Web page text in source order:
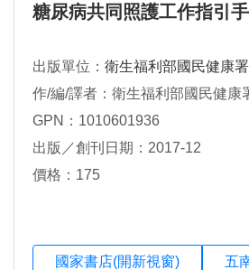
糖尿病共同照護工作指引
出版單位： 衛生福利部國民健康署
作/編/譯者：衛生福利部國民健康
GPN：1010601936
出版／創刊日期：2017-12
價格：175
國家書店(開新視窗) 五